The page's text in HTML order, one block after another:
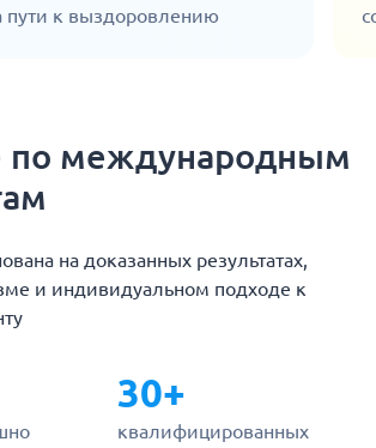
пути к выздоровлению
по международным
на доказанных результатах,
и индивидуальном подходе к
30+
квалифицированных